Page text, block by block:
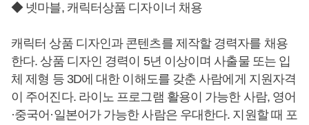
◆ 넷마블, 캐릭터상품 디자이너 채용
캐릭터 상품 디자인과 콘텐츠를 제작할 경력자를 채용
한다. 상품 디자인 경력이 5년 이상이며 사출물 또는 입
체 제형 등 3D에 대한 이해도를 갖춘 사람에게 지원자격
이 주어진다. 라이노 프로그램 활용이 가능한 사람, 영어
·중국어·일본어가 가능한 사람은 우대한다. 지원할 때 포